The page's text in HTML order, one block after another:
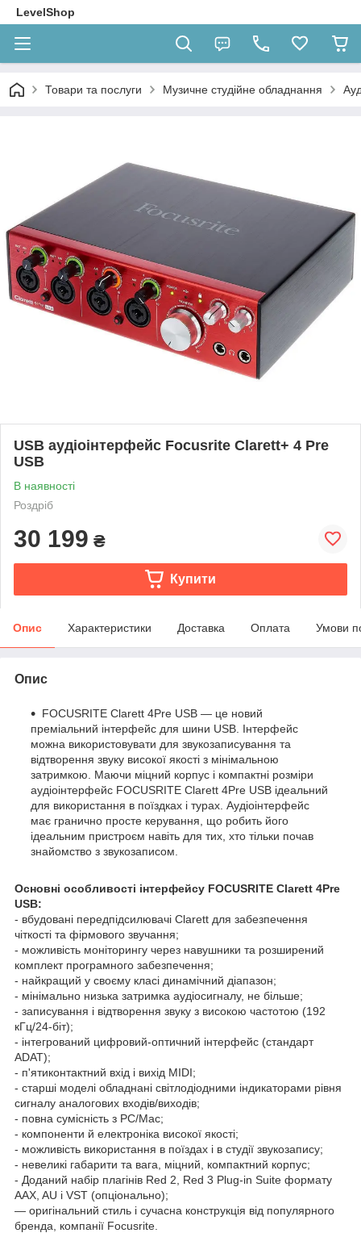
LevelShop
Товари та послуги Музичне студійне обладнання
USB аудіоінтерфейс Focusrite Clarett+ 4 Pre
USB
В наявності
Роздріб
30 199 ₴
Купити
Опис Характеристики Доставка Оплата Умови
Опис
FOCUSRITE Clarett 4Pre USB — це новий
преміальний інтерфейс для шини USB. Інтерфейс
можна використовувати для звукозаписування та
відтворення звуку високої якості з мінімальною
затримкою. Маючи міцний корпус і компактні розміри
аудіоінтерфейс FOCUSRITE Clarett 4Pre USB ідеальний
для використання в поїздках і турах. Аудіоінтерфейс
має гранично просте керування, що робить його
ідеальним пристроєм навіть для тих, хто тільки почав
знайомство з звукозаписом.
Основні особливості інтерфейсу FOCUSRITE Clarett 4Pre
USB:
- вбудовані передпідсилювачі Clarett для забезпечення
чіткості та фірмового звучання;
- можливість моніторингу через навушники та розширений
комплект програмного забезпечення;
- найкращий у своєму класі динамічний діапазон;
- мінімально низька затримка аудіосигналу, не більше;
- записування і відтворення звуку з високою частотою (192
кГц/24-біт);
- інтегрований цифровий-оптичний інтерфейс (стандарт
ADAT);
- п'ятиконтактний вхід і вихід MIDI;
- старші моделі обладнані світлодіодними індикаторами рівня
сигналу аналогових входів/виходів;
- повна сумісність з PC/Mac;
- компоненти й електроніка високої якості;
- можливість використання в поїздах і в студії звукозапису;
- невеликі габарити та вага, міцний, компактний корпус;
- Доданий набір плагінів Red 2, Red 3 Plug-in Suite формату
AAX, AU і VST (опціонально);
— оригінальний стиль і сучасна конструкція від популярного
бренда, компанії Focusrite.